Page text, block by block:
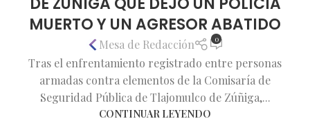
MUERTO Y UN AGRESOR ABATIDO
Mesa de Redacción 0
Tras el enfrentamiento registrado entre personas
armadas contra elementos de la Comisaría de
Seguridad Pública de Tlajomulco de Zúñiga,...
CONTINUAR LEYENDO